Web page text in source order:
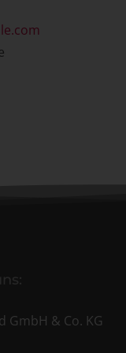
GmbH & Co. KG